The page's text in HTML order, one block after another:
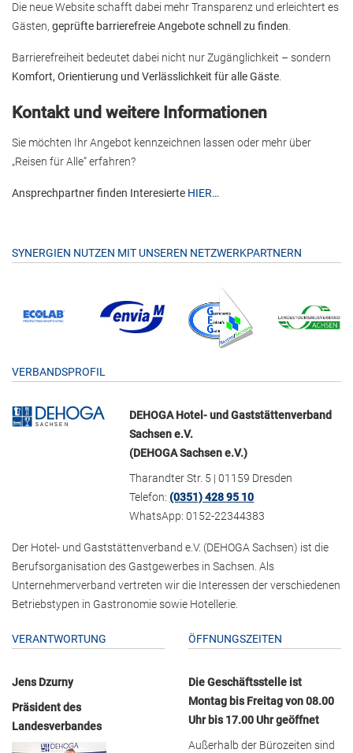
Die neue Website schafft dabei mehr Transparenz und erleichtert es
Gästen, geprüfte barrierefreie Angebote schnell zu finden
Barrierefreiheit bedeutet dabei nicht nur Zugänglichkeit – sondern
Komfort, Orientierung und Verlässlichkeit für alle Gäste
Kontakt und weitere Informationen
Sie möchten Ihr Angebot kennzeichnen lassen oder mehr über
„Reisen für Alle“ erfahren?
Ansprechpartner finden Interesierte HIER…
SYNERGIEN NUTZEN MIT UNSEREN NETZWERKPARTNERN
VERBANDSPROFIL
DEHOGA Hotel- und Gaststättenverband
Sachsen e.V.
(DEHOGA Sachsen e.V.)
Tharandter Str. 5 | 01159 Dresden
Telefon:(0351) 428 95 10
WhatsApp: 0152-22344383
Der Hotel- und Gaststättenverband e.V. (DEHOGA Sachsen) ist die
Berufsorganisation des Gastgewerbes in Sachsen. Als
Unternehmerverband vertreten wir die Interessen der verschiedenen
Betriebstypen in Gastronomie sowie Hotellerie.
VERANTWORTUNG
Jens Dzurny
Präsident des
Landesverbandes
ÖFFNUNGSZEITEN
Die Geschäftsstelle ist
Montag bis Freitag von 08.00
Uhr bis 17.00 Uhr geöffnet
Außerhalb der Bürozeiten sind